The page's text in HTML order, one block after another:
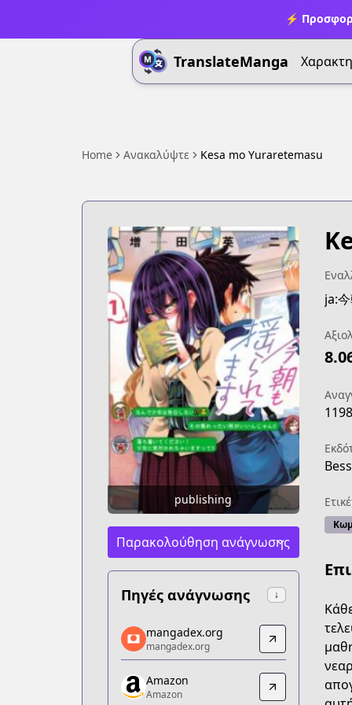
⚡
TranslateManga
Home Ανακαλύψτε Kesa mo Yuraretemasu ​
publishing
Παρακολούθηση ανάγνωσης
Πηγές ανάγνωσης ↓
mangadex.org
mangadex.org
https://mangadex.org/title/157ab2cc-
Amazon
mangadex.org
mangadex.org
Amazon
Amazon
ja: